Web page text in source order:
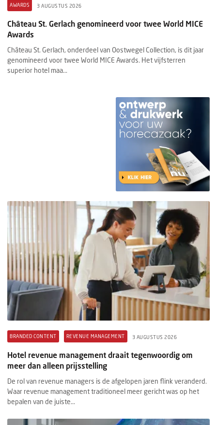
AWARDS 3 AUGUSTUS 2026
Château St. Gerlach genomineerd voor twee World MICE
Awards
Château St. Gerlach, onderdeel van Oostwegel Collection, is dit jaar
genomineerd voor twee World MICE Awards. Het vijfsterren
superior hotel maa...
BRANDED CONTENT REVENUE MANAGEMENT 3 AUGUSTUS 2026
Hotel revenue management draait tegenwoordig om
meer dan alleen prijsstelling
De rol van revenue managers is de afgelopen jaren flink veranderd.
Waar revenue management traditioneel meer gericht was op het
bepalen van de juiste...